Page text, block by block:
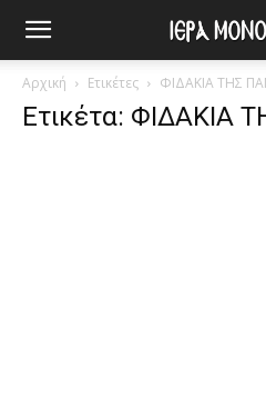
Αρχική Ετικέτες ΦΙΔΑΚΙΑ ΤΗΣ
Ετικέτα: ΦΙΔΑΚΙΑ